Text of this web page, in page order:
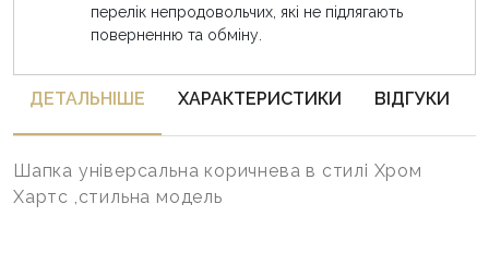
перелік непродовольчих, які не підлягають
поверненню та обміну.
ДЕТАЛЬНIШЕ ХАРАКТЕРИСТИКИ ВІДГУКИ
Шапка універсальна коричнева в стилі Хром
Хартс ,стильна модель